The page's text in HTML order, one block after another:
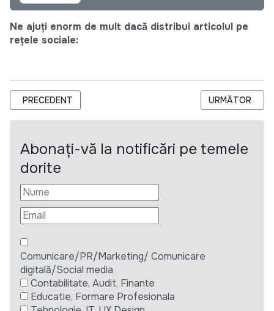
Ne ajuți enorm de mult dacă distribui articolul pe
rețele sociale:
ARTICOL PRECEDENT: STUDENȚII VOR AVEA ACCES LIBER
PRECEDENT ARTICOLUL
URMĂTOR
Abonați-vă la notificări pe temele
dorite
Comunicare/PR/Marketing/ Comunicare
digitală/Social media
Contabilitate, Audit, Finante
Educatie, Formare Profesionala